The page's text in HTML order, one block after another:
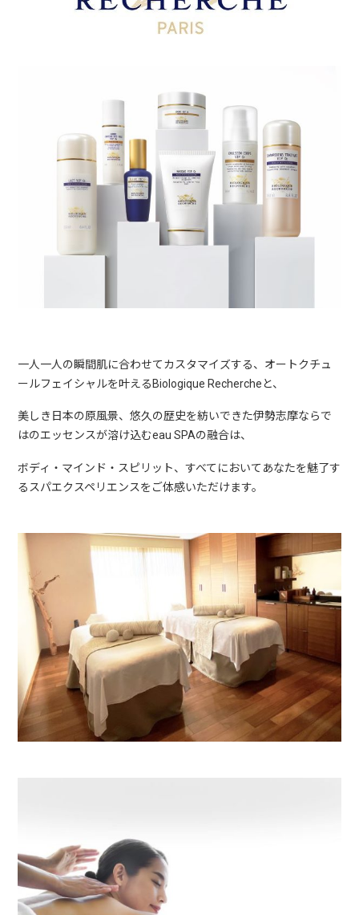
一人一人の瞬間肌に合わせてカスタマイズする、オートクチュ
ールフェイシャルを叶えるBiologique Rechercheと、
美しき日本の原風景、悠久の歴史を紡いできた伊勢志摩ならで
はのエッセンスが溶け込むeau SPAの融合は、
ボディ・マインド・スピリット、すべてにおいてあなたを魅了す
るスパエクスペリエンスをご体感いただけます。